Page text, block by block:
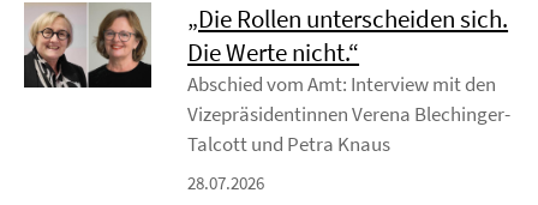
„Die Rollen unterscheiden sich.
Die Werte nicht.“
Abschied vom Amt: Interview mit den
Vizepräsidentinnen Verena Blechinger-
Talcott und Petra Knaus
28.07.2026